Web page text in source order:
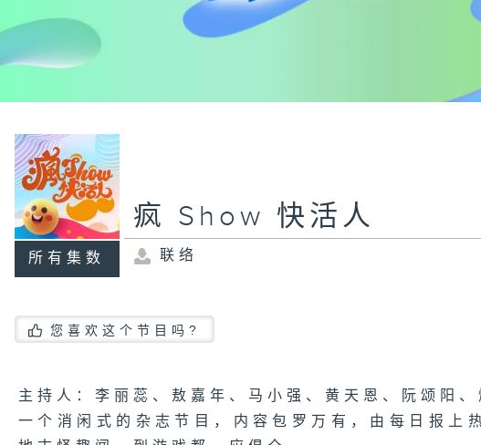
所有集数
疯 Show 快活人
联络
您喜欢这个节目吗?
主持人：李丽蕊、敖嘉年、马小强、黄天恩、阮颂阳、
一个消闲式的杂志节目，内容包罗万有，由每日报上